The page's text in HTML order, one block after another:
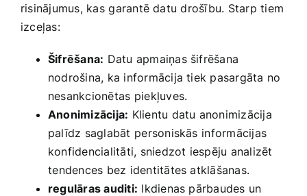
risinājumus, kas ⁤garantē datu drošību. Starp tiem
izceļas:
Šifrēšana: Datu apmaiņas šifrēšana
nodrošina, ka​ informācija tiek pasargāta no
nesankcionētas⁣ piekļuves.
Anonimizācija: Klientu datu anonimizācija
palīdz saglabāt⁣ personiskās⁢ informācijas
konfidencialitāti, sniedzot iespēju​ analizēt
⁤tendences‌ bez identitātes‌ atklāšanas.
regulāras auditi: Ikdienas pārbaudes un